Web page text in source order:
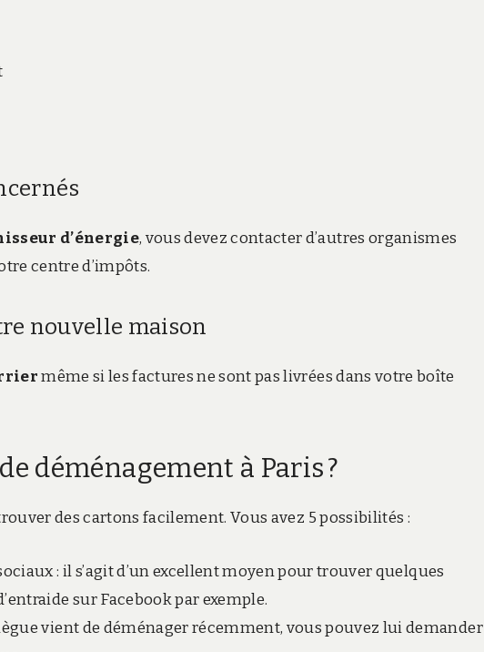
d’énergie, vous devez contacter d’autres organismes
centre d’impôts.
nouvelle maison
même si les factures ne sont pas livrées dans votre boîte
déménagement à Paris ?
des cartons facilement. Vous avez 5 possibilités :
: il s’agit d’un excellent moyen pour trouver quelques
sur Facebook par exemple.
vient de déménager récemment, vous pouvez lui demander